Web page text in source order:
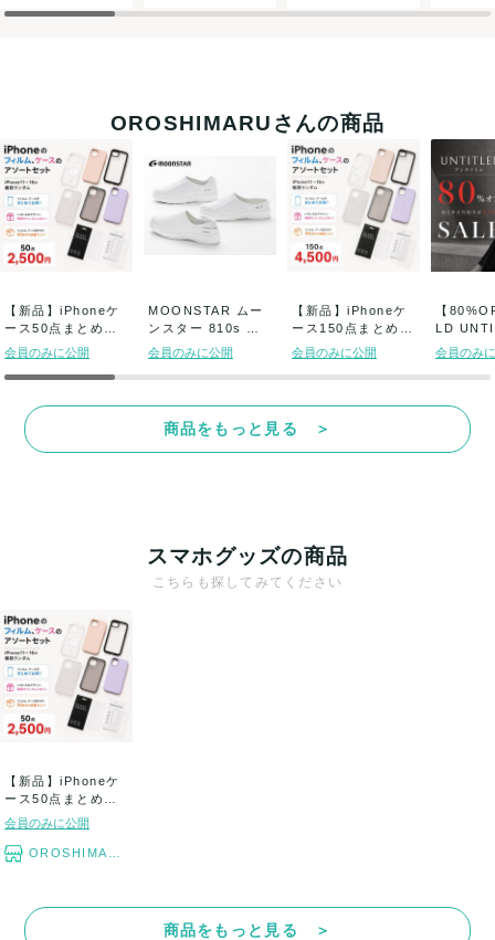
OROSHIMARUさんの商品
【新品】iPhoneケ
ース50点まとめ売
り (1点...
会員のみに公開
MOONSTAR ムー
ンスター 810s シ
ューズ...
会員のみに公開
【新品】iPhoneケ
ース150点まとめ売
り (1...
会員のみに公開
【
LD
ン...
会員のみ
商品をもっと見る ＞
スマホグッズの商品
こちらも探してみてください
【新品】iPhoneケ
ース50点まとめ売
り (1点...
会員のみに公開
OROSHIMARU
商品をもっと見る ＞